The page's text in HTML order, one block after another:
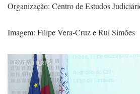
Organização: Centro de Estudos
Imagem: Filipe Vera-Cruz e Rui Simões